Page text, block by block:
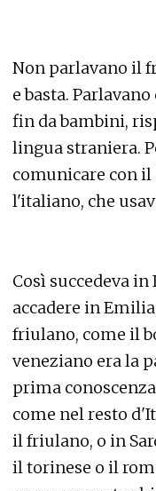
Non parlavano il
e basta.
fin da bambini,
lingua straniera.
comunicare con
l'italiano, che
Così succedeva
accadere in
friulano, come il
veneziano era la
prima
come nel resto
il friulano, o in
il torinese o il